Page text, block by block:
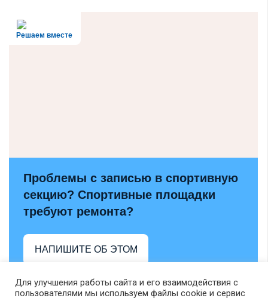
Решаем вместе
Проблемы с записью в спортивную
секцию? Спортивные площадки
требуют ремонта?
НАПИШИТЕ ОБ ЭТОМ
Для улучшения работы сайта и его взаимодействия с
пользователями мы используем файлы cookie и сервис